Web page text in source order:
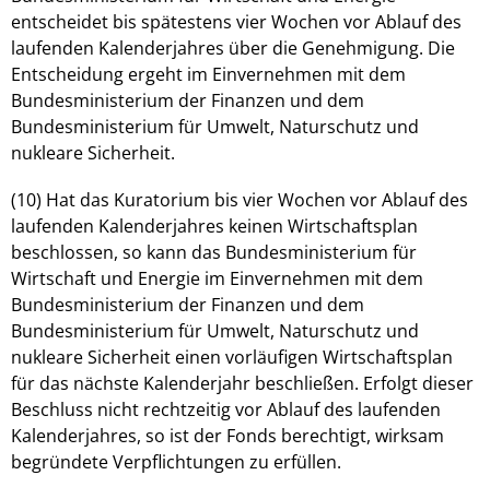
entscheidet bis spätestens vier Wochen vor Ablauf des
laufenden Kalenderjahres über die Genehmigung. Die
Entscheidung ergeht im Einvernehmen mit dem
Bundesministerium der Finanzen und dem
Bundesministerium für Umwelt, Naturschutz und
nukleare Sicherheit.
(10) Hat das Kuratorium bis vier Wochen vor Ablauf des
laufenden Kalenderjahres keinen Wirtschaftsplan
beschlossen, so kann das Bundesministerium für
Wirtschaft und Energie im Einvernehmen mit dem
Bundesministerium der Finanzen und dem
Bundesministerium für Umwelt, Naturschutz und
nukleare Sicherheit einen vorläufigen Wirtschaftsplan
für das nächste Kalenderjahr beschließen. Erfolgt dieser
Beschluss nicht rechtzeitig vor Ablauf des laufenden
Kalenderjahres, so ist der Fonds berechtigt, wirksam
begründete Verpflichtungen zu erfüllen.